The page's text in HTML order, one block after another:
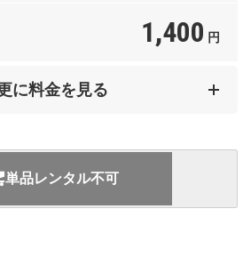
1,400 円
円
2,400円
2,800
に料金を見る
単品レンタル不可